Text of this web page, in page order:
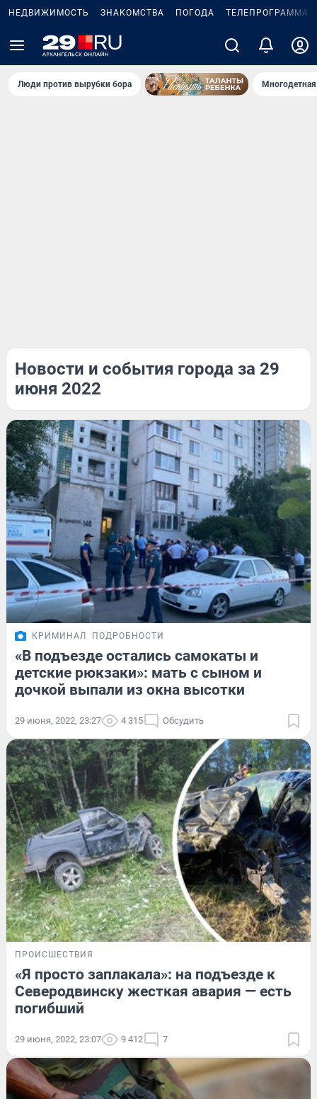
НЕДВИЖИМОСТЬ ЗНАКОМСТВА ПОГОДА ТЕЛЕПРОГРАММА
Люди против вырубки бора
Новости и события города за 29
июня 2022
КРИМИНАЛ ПОДРОБНОСТИ
«В подъезде остались самокаты и
детские рюкзаки»: мать с сыном и
дочкой выпали из окна высотки
29 июня, 2022, 23:27 4 315 Обсудить
ПРОИСШЕСТВИЯ
«Я просто заплакала»: на подъезде к
Северодвинску жесткая авария — есть
погибший
29 июня, 2022, 23:07 9 412 7